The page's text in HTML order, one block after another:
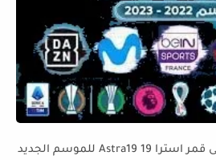
ترددات قنوات الرياضية على قمر استرا 19 Astra19 للموسم الجديد